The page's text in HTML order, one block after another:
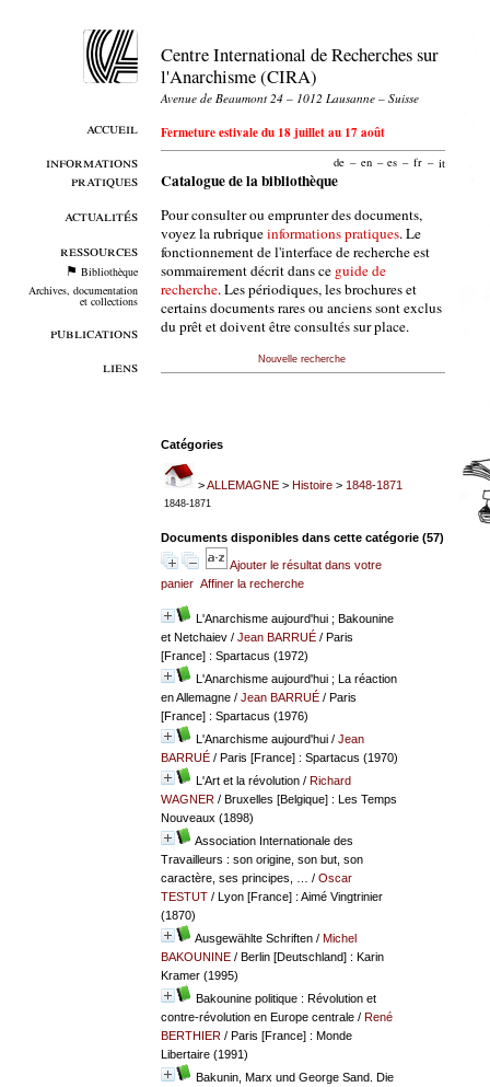
accueil
informations
pratiques
actualités
ressources
Bibliothèque
Archives, documentation
et collections
publications
liens
Centre International de Recherches sur
l'Anarchisme (CIRA)
Avenue de Beaumont 24 – 1012 Lausanne – Suisse
Fermeture estivale du 18 juillet au 17 août
de – en – es – fr – it
Catalogue de la bibliothèque
Pour consulter ou emprunter des documents,
voyez la rubriqueinformations pratiques. Le
fonctionnement de l'interface de recherche est
sommairement décrit dans ce guide de
recherche. Les périodiques, les brochures et
certains documents rares ou anciens sont exclus
du prêt et doivent être consultés sur place.
Nouvelle recherche
Catégories
>ALLEMAGNE> Histoire> 1848-1871
1848-1871
Documents disponibles dans cette catégorie (57)
Ajouter le résultat dans votre
panier Affiner la recherche
L'Anarchisme aujourd'hui ; Bakounine
et Netchaiev/ Jean BARRUÉ/ Paris
[France] : Spartacus (1972)
L'Anarchisme aujourd'hui ; La réaction
en Allemagne/ Jean BARRUÉ/ Paris
[France] : Spartacus (1976)
L'Anarchisme aujourd'hui/ Jean
BARRUÉ/ Paris [France] : Spartacus (1970)
L'Art et la révolution/ Richard
WAGNER/ Bruxelles [Belgique] : Les Temps
Nouveaux (1898)
Association Internationale des
Travailleurs : son origine, son but, son
caractère, ses principes, …
/ Oscar
TESTUT/ Lyon [France] : Aimé Vingtrinier
(1870)
Ausgewählte Schriften/ Michel
BAKOUNINE/ Berlin [Deutschland] : Karin
Kramer (1995)
Bakounine politique : Révolution et
contre-révolution en Europe centrale/ René
BERTHIER/ Paris [France] : Monde
Libertaire (1991)
Bakunin, Marx und George Sand. Die